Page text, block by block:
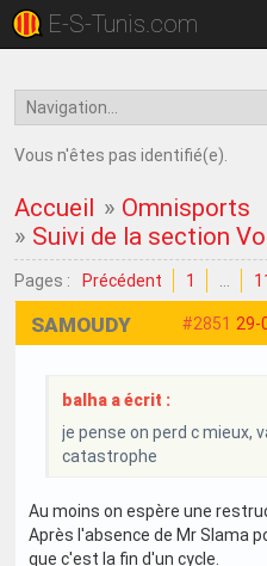
E-S-Tunis.com
Vous n'êtes pas identifié(e).
Accueil » Omnisports
» Suivi de la section
Pages : Précédent 1
#2851 29-
SAMOUDY
balha a écrit :
je pense on perd c mieux,
catastrophe
Au moins on espère une
Après l'absence de Mr Slama
que c'est la fin d'un cycle.